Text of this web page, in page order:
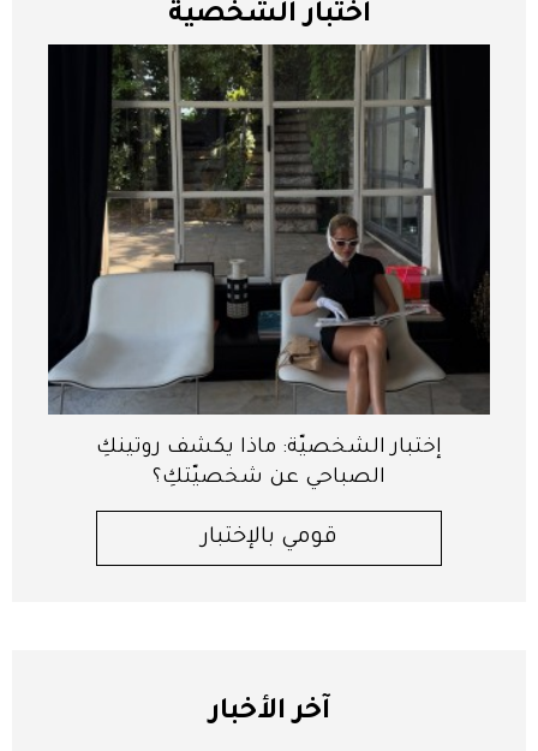
اختبار الشخصية
إختبار الشخصيّة: ماذا يكشف روتينكِ
الصباحي عن شخصيّتكِ؟
قومي بالإختبار
آخر الأخبار